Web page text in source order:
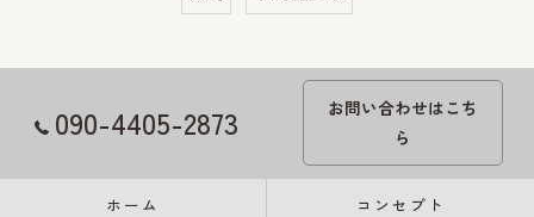
090-4405-2873
お問い合わせはこち
ら
ホーム コンセプト